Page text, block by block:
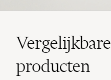
Vergelijkbare
producten